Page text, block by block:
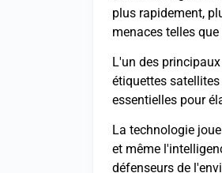
plus rapidement,
menaces telles
L'un des
étiquettes
essentielles pour
La technologie
et même
défenseurs de